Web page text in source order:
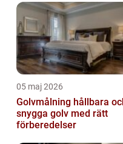
05 maj 2026
Golvmålning hållbara och
snygga golv med rätt
förberedelser